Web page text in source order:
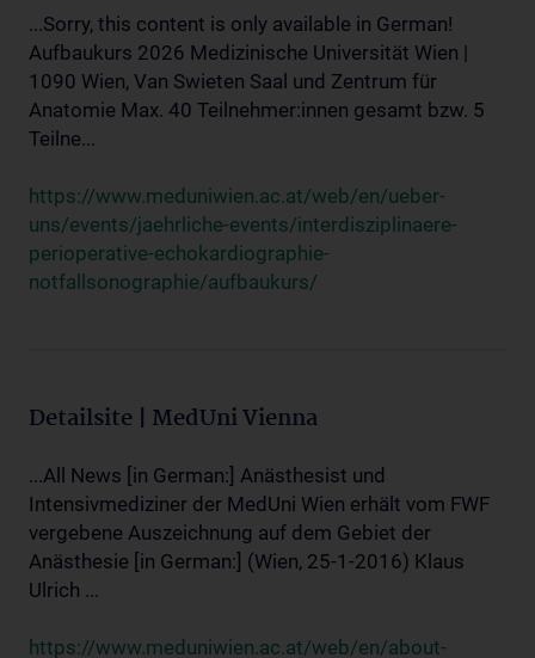
...Sorry, this content is only available in German!
Aufbaukurs 2026 Medizinische Universität Wien |
1090 Wien, Van Swieten Saal und Zentrum für
Anatomie Max. 40 Teilnehmer:innen gesamt bzw. 5
Teilne...
https://www.meduniwien.ac.at/web/en/ueber-
uns/events/jaehrliche-events/interdisziplinaere-
perioperative-echokardiographie-
notfallsonographie/aufbaukurs/
Detailsite | MedUni Vienna
...All News [in German:] Anästhesist und
Intensivmediziner der MedUni Wien erhält vom FWF
vergebene Auszeichnung auf dem Gebiet der
Anästhesie [in German:] (Wien, 25-1-2016) Klaus
Ulrich ...
https://www.meduniwien.ac.at/web/en/about-